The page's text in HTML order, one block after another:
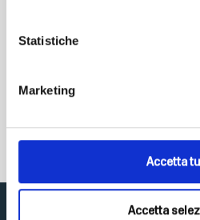
Statistiche
Marketing
Accetta
Accetta
Cooking low carb has never been
Buy On AMAZON